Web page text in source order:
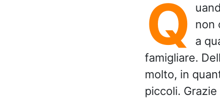
Q
non
a
famigliare.
molto, in
piccoli.